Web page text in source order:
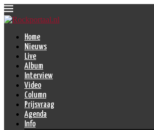
Home
Nieuws
Live
Album
Interview
Video
Column
Prijsvraag
Agenda
Info